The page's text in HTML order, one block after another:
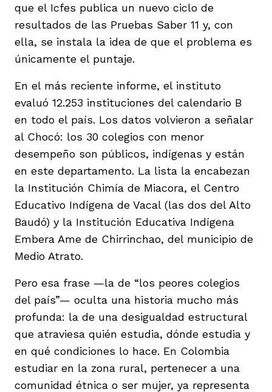
que el Icfes publica un nuevo ciclo de
resultados de las Pruebas Saber 11 y, con
ella, se instala la idea de que el problema es
únicamente el puntaje.
En el más reciente informe, el instituto
evaluó 12.253 instituciones del calendario B
en todo el país. Los datos volvieron a señalar
al Chocó: los 30 colegios con menor
desempeño son públicos, indígenas y están
en este departamento. La lista la encabezan
la Institución Chimía de Miacora, el Centro
Educativo Indígena de Vacal (las dos del Alto
Baudó) y la Institución Educativa Indígena
Embera Ame de Chirrinchao, del municipio de
Medio Atrato.
Pero esa frase —la de “los peores colegios
del país”— oculta una historia mucho más
profunda: la de una desigualdad estructural
que atraviesa quién estudia, dónde estudia y
en qué condiciones lo hace. En Colombia
estudiar en la zona rural, pertenecer a una
comunidad étnica o ser mujer, ya representa
del Cesar
Ana